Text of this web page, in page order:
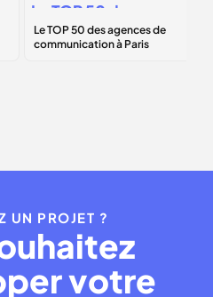
Le TOP 50 des
agences de
communication à
UN PROJET ?
votre